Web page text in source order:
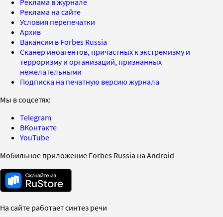
Реклама на сайте
Условия перепечатки
Архив
Вакансии в Forbes Russia
Сканер иноагентов, причастных к экстремизму и
терроризму и организаций, признанных
нежелательными
Подписка на печатную версию журнала
Мы в соцсетях:
Telegram
ВКонтакте
YouTube
Мобильное приложение Forbes Russia на Android
На сайте работает синтез речи